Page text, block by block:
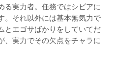
る実力者。任務ではシビアに
。それ以外には基本無気力で
とエゴサばかりをしていてだ
、実力でその欠点をチャラに